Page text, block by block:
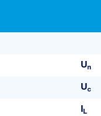
Un
Uc
IL